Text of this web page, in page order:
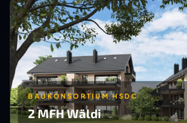
BAUKONSORTIUM HSDC
2 MFH Wäldi